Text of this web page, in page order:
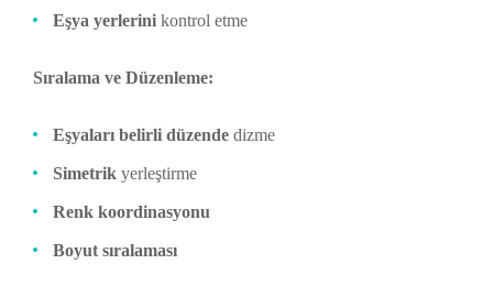
Eşya yerlerini kontrol etme
Sıralama ve Düzenleme:
Eşyaları belirli düzende dizme
Simetrik yerleştirme
Renk koordinasyonu
Boyut sıralaması